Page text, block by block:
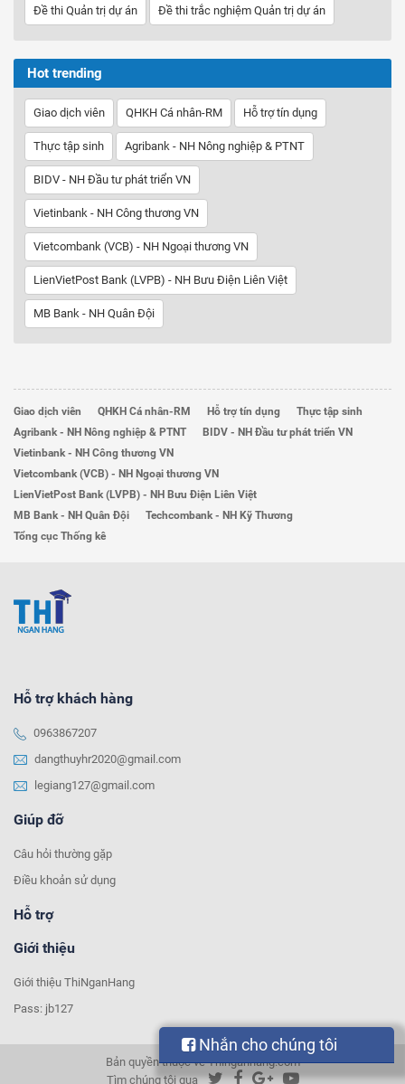
Đề thi Quản trị dự án Đề thi trắc nghiệm Quản trị dự án
Hot trending
Giao dịch viên QHKH Cá nhân-RM Hỗ trợ tín dụng
Thực tập sinh Agribank - NH Nông nghiệp & PTNT
BIDV - NH Đầu tư phát triển VN
Vietinbank - NH Công thương VN
Vietcombank (VCB) - NH Ngoại thương VN
LienVietPost Bank (LVPB) - NH Bưu Điện Liên Việt
MB Bank - NH Quân Đội
Giao dịch viên QHKH Cá nhân-RM Hỗ trợ tín dụng
Thực tập sinh
Agribank - NH Nông nghiệp & PTNT
BIDV - NH Đầu tư phát triển VN
Vietinbank - NH Công thương VN
Vietcombank (VCB) - NH Ngoại thương VN
LienVietPost Bank (LVPB) - NH Bưu Điện Liên Việt
MB Bank - NH Quân Đội
Techcombank - NH Kỹ Thương
Tổng cục Thống kê
Hỗ trợ khách hàng
0963867207
dangthuyhr2020@gmail.com
legiang127@gmail.com
Giúp đỡ
Câu hỏi thường gặp
Điều khoản sử dụng
Hỗ trợ
Giới thiệu
Giới thiệu ThiNganHang
Pass: jb127
Bản quyền thuộc về Thinganhang.com
Tìm chúng tôi qua
Nhắn cho chúng tôi